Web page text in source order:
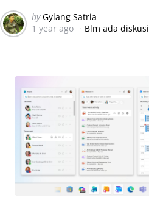
Posted
by
by Gylang Satria
1 year ago
Blm ada diskusi